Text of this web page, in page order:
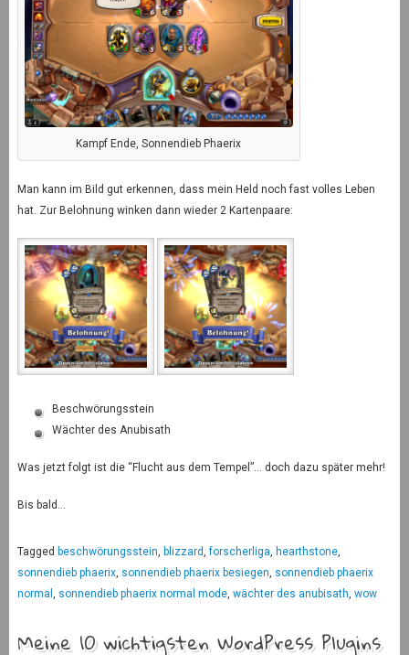
Kampf Ende, Sonnendieb Phaerix
Man kann im Bild gut erkennen, dass mein Held noch fast volles Leben
hat. Zur Belohnung winken dann wieder 2 Kartenpaare:
Beschwörungsstein
Wächter des Anubisath
Was jetzt folgt ist die “Flucht aus dem Tempel”… doch dazu später mehr!
Bis bald…
Tagged beschwörungsstein, blizzard,forscherliga, hearthstone,
sonnendieb phaerix, sonnendieb phaerix besiegen, sonnendieb phaerix
normal , sonnendieb phaerix normal mode, wächter des anubisath, wow
Meine 10 wichtigsten WordPress Plugins